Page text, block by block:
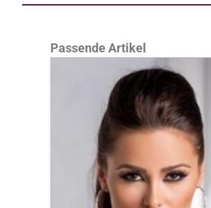
Produktgalerie überspringen
Passende Artikel